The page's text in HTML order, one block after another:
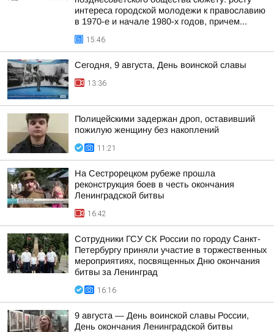
интереса городской молодежи к православию
в 1970-е и начале 1980-х годов, причем...
15:46
Сегодня, 9 августа, День воинской славы
13:36
Полицейскими задержан дроп, оставивший
пожилую женщину без накоплений
11:21
На Сестрорецком рубеже прошла
реконструкция боев в честь окончания
Ленинградской битвы
16:42
Сотрудники ГСУ СК России по городу Санкт-
Петербургу приняли участие в торжественных
мероприятиях, посвященных Дню окончания
битвы за Ленинград
16:16
9 августа — День воинской славы России,
День окончания Ленинградской битвы